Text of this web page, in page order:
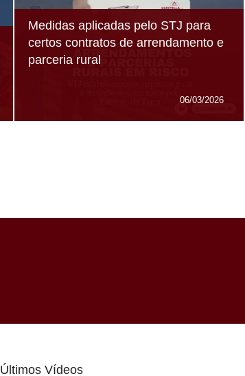
Medidas aplicadas pelo STJ para
certos contratos de arrendamento e
parceria rural
06/03/2026
Últimos Vídeos